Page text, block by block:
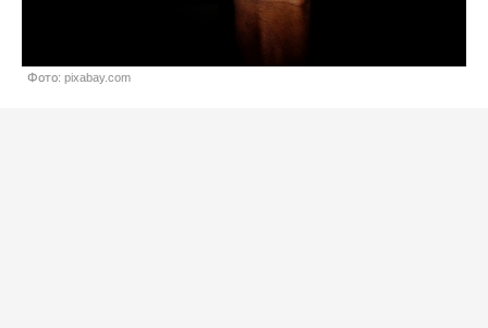
Фото: pixabay.com